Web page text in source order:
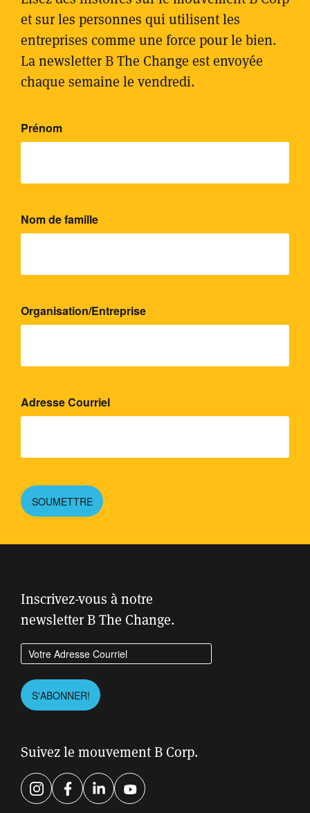
et sur les personnes qui utilisent les
entreprises comme une force pour le bien.
La newsletter B The Change est envoyée
chaque semaine le vendredi.
Prénom
Nom de famille
Organisation/Entreprise
Adresse Courriel
Please leave this field empty.
SOUMETTRE
Inscrivez-vous à notre
newsletter B The Change.
Entrez votre adresse courriel
Please leave this field empty.
S'ABONNER!
Suivez le mouvement B Corp.
InstagramFacebook
LinkedInYouTube